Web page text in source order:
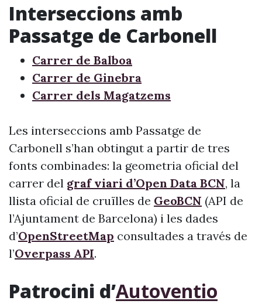
Interseccions amb
Passatge de Carbonell
Carrer de Balboa
Carrer de Ginebra
Carrer dels Magatzems
Les interseccions amb Passatge de
Carbonell s’han obtingut a partir de tres
fonts combinades: la geometria oficial del
carrer del graf viari d’Open Data BCN, la
llista oficial de cruïlles de GeoBCN (API de
l’Ajuntament de Barcelona) i les dades
d’OpenStreetMap consultades a través de
l’Overpass API.
Patrocini d’Autoventio